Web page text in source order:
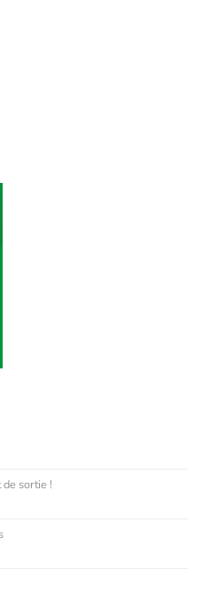
sortie !